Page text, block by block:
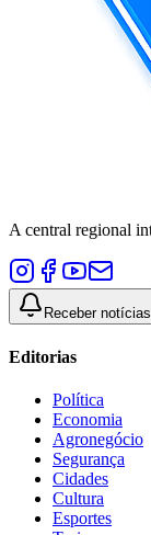
A central regional
Receber notícias
Editorias
Política
Economia
Agronegócio
Segurança
Cidades
Cultura
Esportes